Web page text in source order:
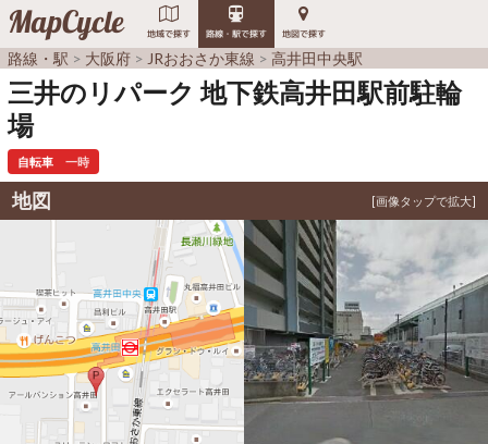
MapCycle 地域で探す 路線・駅で探す 地図で探す
路線・駅 大阪府 JRおおさか東線 高井田中央駅
三井のリパーク 地下鉄高井田駅前駐輪
場
自転車 一時
地図